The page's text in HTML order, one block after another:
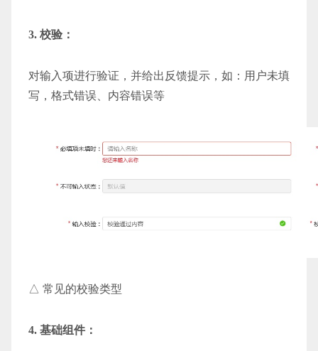
3. 校验：
对输入项进行验证，并给出反馈提示，如：用户未填
写，格式错误、内容错误等
△ 常见的校验类型
4. 基础组件：